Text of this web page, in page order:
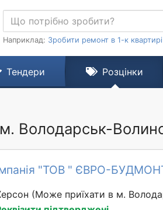
Наприклад: Зробити ремонт в 1-к квартирі
Тендери Розцінки
м. Володарськ-
"ТОВ " ЄВРО-
(Може приїхати в м.